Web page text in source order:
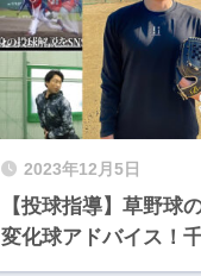
2023年12月5日
【投球指導】草野球
変化球アドバイス！